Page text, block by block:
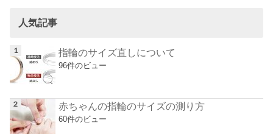
人気記事
指輪のサイズ直しについて
96件のビュー
赤ちゃんの指輪のサイズの測り方
60件のビュー